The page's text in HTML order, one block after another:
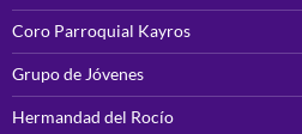
Coro Parroquial Kayros
Grupo de Jóvenes
Hermandad del Rocío